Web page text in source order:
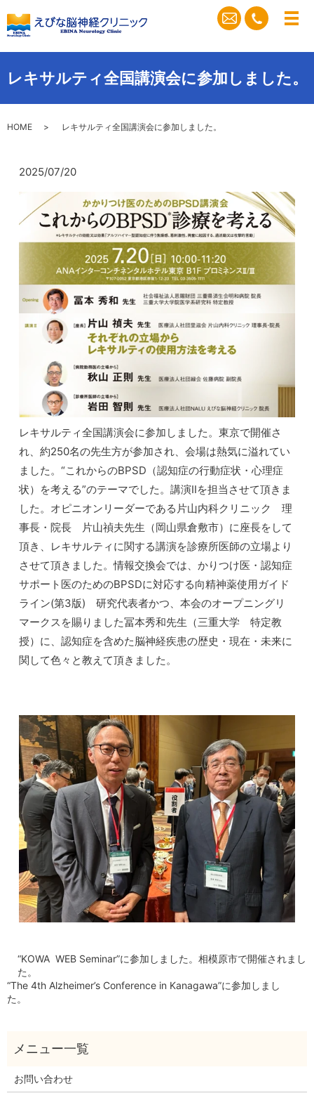
メ
レキサルティ全国講演会に参加しました。
HOME レキサルティ全国講演会に参加しました。
2025/07/20
レキサルティ全国講演会に参加しました。東京で開催さ
れ、約250名の先生方が参加され、会場は熱気に溢れてい
ました。“これからのBPSD（認知症の行動症状・心理症
状）を考える”のテーマでした。講演Ⅱを担当させて頂きま
した。オピニオンリーダーである片山内科クリニック 理
事長・院長 片山禎夫先生（岡山県倉敷市）に座長をして
頂き、レキサルティに関する講演を診療所医師の立場より
させて頂きました。情報交換会では、かりつけ医・認知症
サポート医のためのBPSDに対応する向精神薬使用ガイド
ライン(第3版) 研究代表者かつ、本会のオープニングリ
マークスを賜りました冨本秀和先生（三重大学 特定教
授）に、認知症を含めた脳神経疾患の歴史・現在・未来に
関して色々と教えて頂きました。
“KOWA WEB Seminar”に参加しました。相模原市で開催されまし
た。
“The 4th Alzheimer’s Conference in Kanagawa”に参加しまし
た。
お問い合わせ